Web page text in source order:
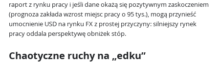
raport z rynku pracy i jeśli dane okażą się pozytywnym zaskoczeniem
(prognoza zakłada wzrost miejsc pracy o 95 tys.), mogą przynieść
umocnienie USD na rynku FX z prostej przyczyny: silniejszy rynek
pracy oddala perspektywę obniżek stóp.
Chaotyczne ruchy na „edku”